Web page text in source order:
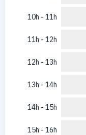
10h - 11h
11h - 12h
12h - 13h
13h - 14h
14h - 15h
15h - 16h